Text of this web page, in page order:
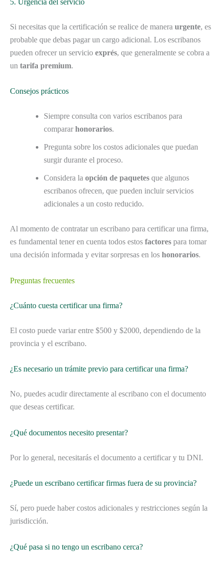
Si necesitas que la certificación se realice de manera urgente, es
probable que debas pagar un cargo adicional. Los escribanos
pueden ofrecer un servicio exprés, que generalmente se cobra a
un tarifa premium.
Consejos prácticos
Siempre consulta con varios escribanos para
comparar honorarios.
Pregunta sobre los costos adicionales que puedan
surgir durante el proceso.
Considera la opción de paquetes que algunos
escribanos ofrecen, que pueden incluir servicios
adicionales a un costo reducido.
Al momento de contratar un escribano para certificar una firma,
es fundamental tener en cuenta todos estos factores para tomar
una decisión informada y evitar sorpresas en los honorarios.
Preguntas frecuentes
¿Cuánto cuesta certificar una firma?
El costo puede variar entre $500 y $2000, dependiendo de la
provincia y el escribano.
¿Es necesario un trámite previo para certificar una firma?
No, puedes acudir directamente al escribano con el documento
que deseas certificar.
¿Qué documentos necesito presentar?
Por lo general, necesitarás el documento a certificar y tu DNI.
¿Puede un escribano certificar firmas fuera de su provincia?
Sí, pero puede haber costos adicionales y restricciones según la
jurisdicción.
¿Qué pasa si no tengo un escribano cerca?